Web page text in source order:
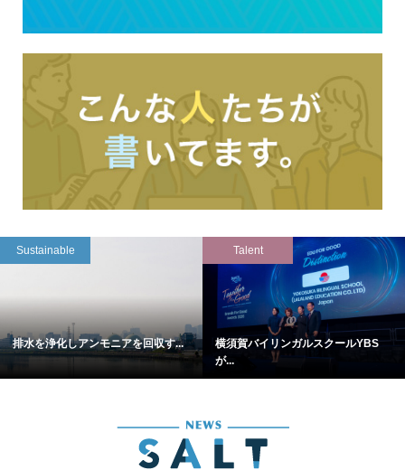
Sustainable
排水を浄化しアンモニアを回収す...
Talent
横須賀バイリンガルスクールYBS
が...